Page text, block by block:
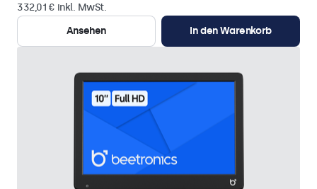
332,01 € inkl. MwSt.
Ansehen
In den Warenkorb